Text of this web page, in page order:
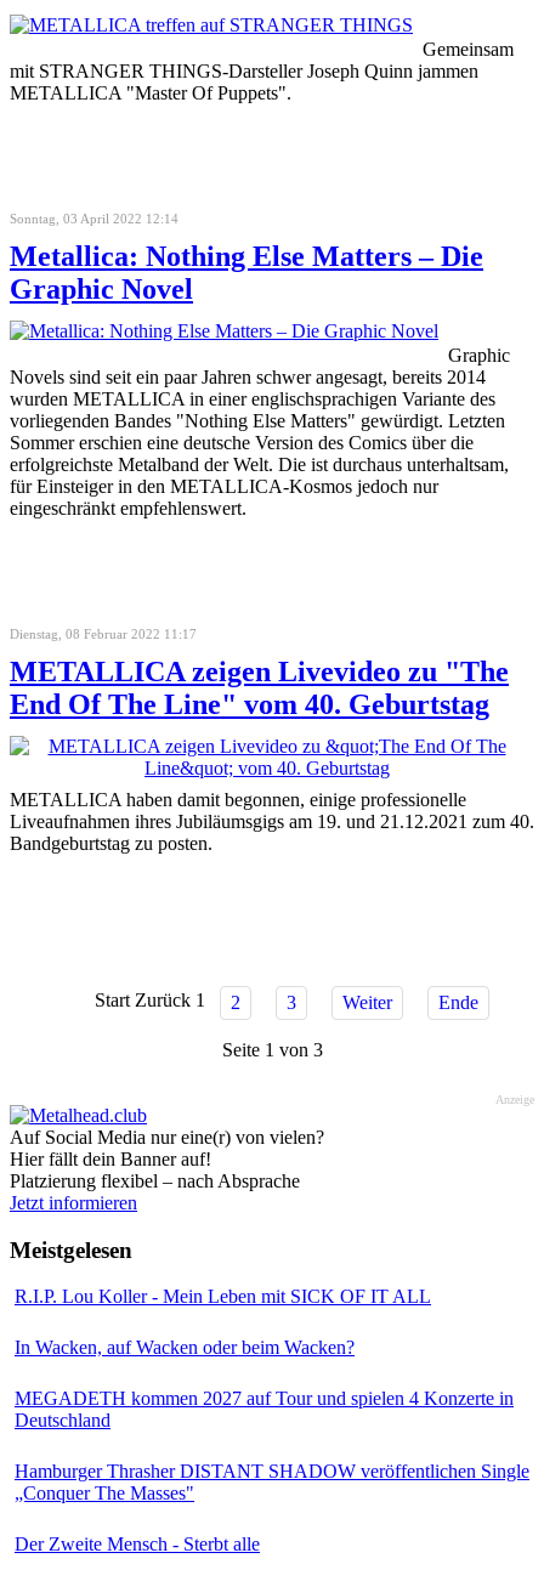
Gemeinsam
mit STRANGER THINGS-Darsteller Joseph Quinn jammen
METALLICA "Master Of Puppets".
Sonntag, 03 April 2022 12:14
Metallica: Nothing Else Matters – Die
Graphic Novel
Graphic
Novels sind seit ein paar Jahren schwer angesagt, bereits 2014
wurden METALLICA in einer englischsprachigen Variante des
vorliegenden Bandes "Nothing Else Matters" gewürdigt. Letzten
Sommer erschien eine deutsche Version des Comics über die
erfolgreichste Metalband der Welt. Die ist durchaus unterhaltsam,
für Einsteiger in den METALLICA-Kosmos jedoch nur
eingeschränkt empfehlenswert.
Dienstag, 08 Februar 2022 11:17
METALLICA zeigen Livevideo zu "The
End Of The Line" vom 40. Geburtstag
METALLICA haben damit begonnen, einige professionelle
Liveaufnahmen ihres Jubiläumsgigs am 19. und 21.12.2021 zum 40.
Bandgeburtstag zu posten.
Start Zurück 1 2 3 Weiter Ende
Seite 1 von 3
Anzeige
Auf Social Media nur eine(r) von vielen?
Hier fällt dein Banner auf!
Platzierung flexibel – nach Absprache
Jetzt informieren
Meistgelesen
R.I.P. Lou Koller - Mein Leben mit SICK OF IT ALL
In Wacken, auf Wacken oder beim Wacken?
MEGADETH kommen 2027 auf Tour und spielen 4 Konzerte in
Deutschland
Hamburger Thrasher DISTANT SHADOW veröffentlichen Single
„Conquer The Masses"
Der Zweite Mensch - Sterbt alle